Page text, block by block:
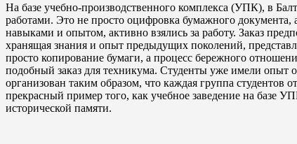
На базе учебно-производственного комплекса (УПК), в
работами. Это не просто оцифровка бумажного
навыками и опытом, активно взялись за работу. Заказ
хранящая знания и опыт предыдущих поколений,
просто копирование бумаги, а процесс бережного
подобный заказ для техникума. Студенты уже имели опыт
организован таким образом, что каждая группа студентов
прекрасный пример того, как учебное заведение на базе
исторической памяти.